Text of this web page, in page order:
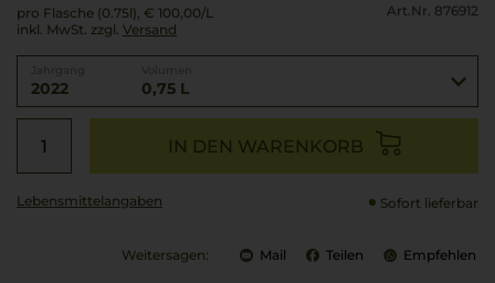
pro Flasche (0.75l), € 100,00/L
inkl. MwSt. zzgl. Versand
Art.Nr. 876912
2022 0,75 L
IN DEN WARENKORB
Lebensmittel­angaben Sofort lieferbar
Weitersagen: Mail Teilen Empfehlen